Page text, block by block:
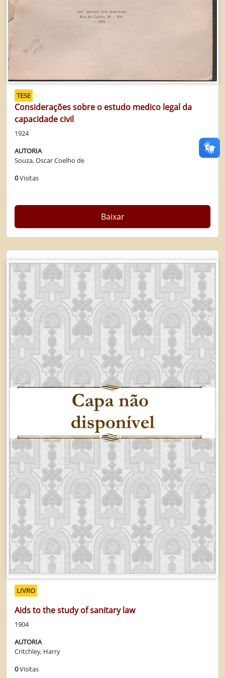
TESE
Considerações sobre o estudo medico legal da
capacidade civil
1924
AUTORIA
Souza, Oscar Coelho de
0Visitas
Baixar
LIVRO
Aids to the study of sanitary law
1904
AUTORIA
Critchley, Harry
0Visitas